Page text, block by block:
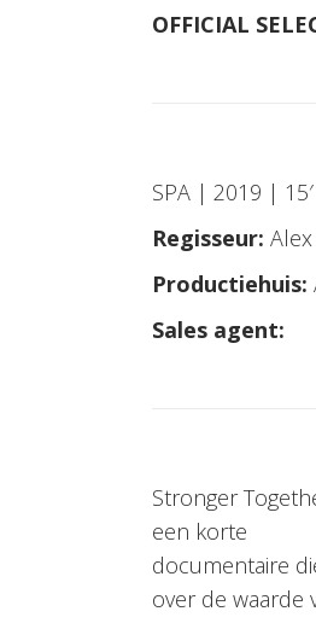
OFFICIAL
SPA | 2019 | 15′
Regisseur:
Productiehuis:
Sales agent:
Stronger
een korte
documentaire
over de waarde